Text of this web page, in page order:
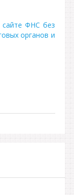
ФНС без
органов и